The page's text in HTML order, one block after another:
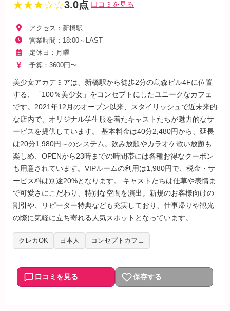
★★★☆☆3.0点 口コミを見る
アクセス：新橋駅
営業時間：18:00～LAST
定休日：月曜
予算：3600円〜
美少女アカデミアは、新橋駅から徒歩2分の烏森ビル4Fに位置
する、「100％美少女」をコンセプトにしたユニークなカフェ
です。2021年12月のオープン以来、スタイリッシュで近未来的
な店内で、オリジナル学生服を着たキャストたちが魅力的なサ
ービスを提供しています。 基本料金は40分2,480円から、延長
は20分1,980円～のシステム。飲み放題やカラオケ歌い放題も
楽しめ、OPENから23時までの時間帯には各種お得なクーポン
も用意されています。VIPルームの利用は1,980円で、税金・サ
ービス料は別途20%となります。 キャストたちは仕草や表情ま
で可愛さにこだわり、特別な空間を演出。新規のお客様向けの
割引や、リピーター特典なども充実しており、仕事帰りや観光
の際に気軽に立ち寄れる人気スポットとなっています。
クレカOK 日本人 コンセプトカフェ
口コミを見る 保存する